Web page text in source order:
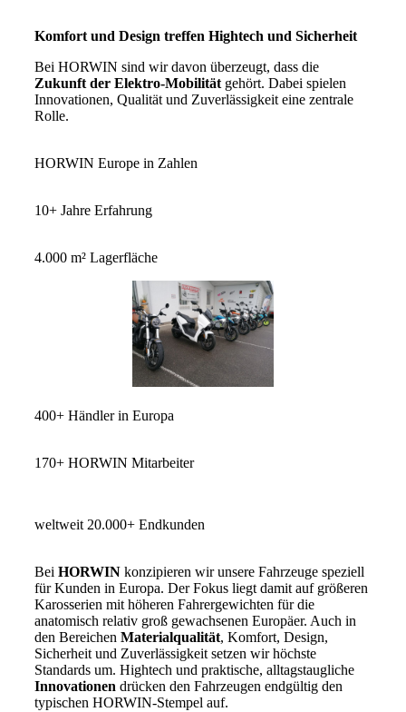
Komfort und Design treffen Hightech und Sicherheit
Bei HORWIN sind wir davon überzeugt, dass die
Zukunft der Elektro-Mobilitätgehört. Dabei spielen
Innovationen, Qualität und Zuverlässigkeit eine zentrale
Rolle.
HORWIN Europe in Zahlen
10+ Jahre Erfahrung
4.000 m² Lagerfläche
400+ Händler in Europa
170+ HORWIN Mitarbeiter
weltweit 20.000+ Endkunden
Bei HORWINkonzipieren wir unsere Fahrzeuge speziell
für Kunden in Europa. Der Fokus liegt damit auf größeren
Karosserien mit höheren Fahrergewichten für die
anatomisch relativ groß gewachsenen Europäer. Auch in
den Bereichen Materialqualität, Komfort, Design,
Sicherheit und Zuverlässigkeit setzen wir höchste
Standards um. Hightech und praktische, alltagstaugliche
Innovationendrücken den Fahrzeugen endgültig den
typischen HORWIN-Stempel auf.